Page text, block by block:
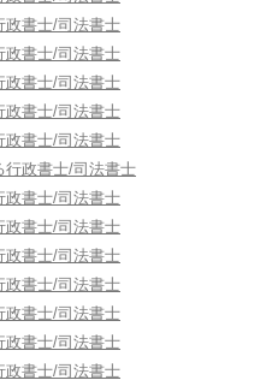
政書士/司法書士
政書士/司法書士
政書士/司法書士
政書士/司法書士
政書士/司法書士
行政書士/司法書士
政書士/司法書士
政書士/司法書士
政書士/司法書士
政書士/司法書士
政書士/司法書士
政書士/司法書士
政書士/司法書士